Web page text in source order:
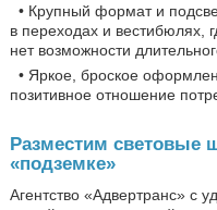
• Крупный формат и
в переходах и вестибюлях,
нет возможности
• Яркое, броское
позитивное отношение
Разместим световые
«подземке»
Агентство «Адвертранс» с